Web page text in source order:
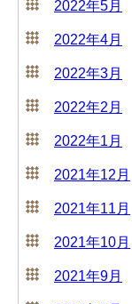
2022年5月
2022年4月
2022年3月
2022年2月
2022年1月
2021年12月
2021年11月
2021年10月
2021年9月